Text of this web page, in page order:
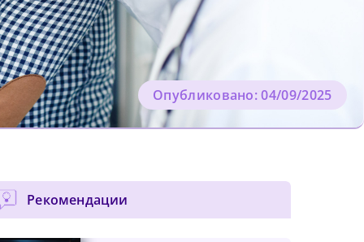
Опубликовано: 04/09/2025
Рекомендации